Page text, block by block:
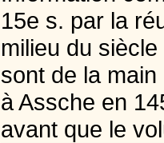
15e s. par la
milieu du
sont de la
à Assche en
avant que le